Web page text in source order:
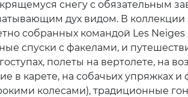
снегу с обязательным
дух видом. В
собранных командой Les Neiges
спуски с факелами, и
полеты на вертолете, на
в карете, на собачьих упряжках
колесами), традиционные